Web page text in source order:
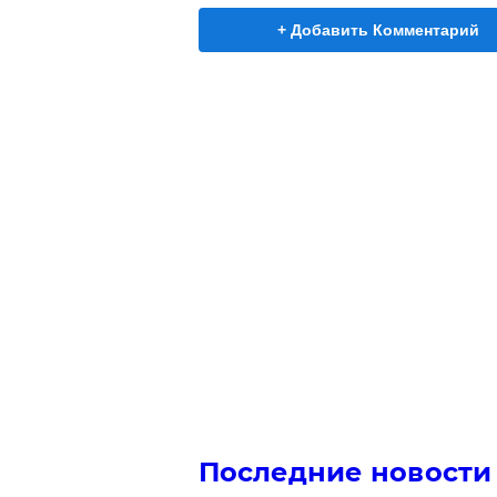
+ Добавить Комментарий
Последние новости